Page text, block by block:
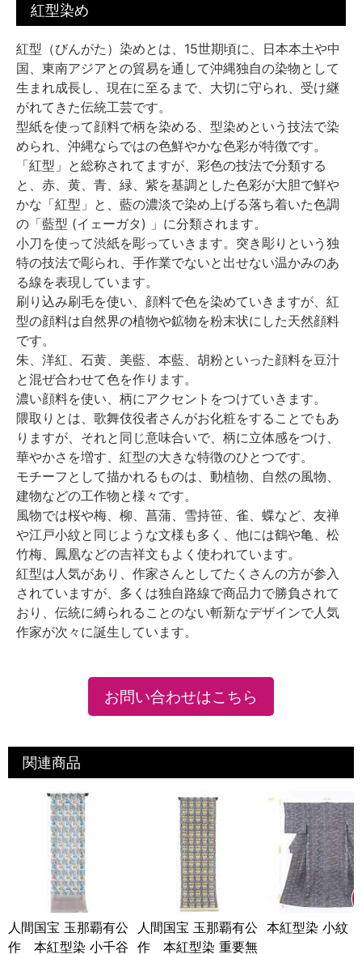
紅型染め
紅型（びんがた）染めとは、15世期頃に、日本本土や中
国、東南アジアとの貿易を通して沖縄独自の染物として
生まれ成長し、現在に至るまで、大切に守られ、受け継
がれてきた伝統工芸です。
型紙を使って顔料で柄を染める、型染めという技法で染
められ、沖縄ならではの色鮮やかな色彩が特徴です。
「紅型」と総称されてますが、彩色の技法で分類する
と、赤、黄、青、緑、紫を基調とした色彩が大胆で鮮や
かな「紅型」と、藍の濃淡で染め上げる落ち着いた色調
の「藍型 (イェーガタ) 」に分類されます。
小刀を使って渋紙を彫っていきます。突き彫りという独
特の技法で彫られ、手作業でないと出せない温かみのあ
る線を表現しています。
刷り込み刷毛を使い、顔料で色を染めていきますが、紅
型の顔料は自然界の植物や鉱物を粉末状にした天然顔料
です。
朱、洋紅、石黄、美藍、本藍、胡粉といった顔料を豆汁
と混ぜ合わせて色を作ります。
濃い顔料を使い、柄にアクセントをつけていきます。
隈取りとは、歌舞伎役者さんがお化粧をすることでもあ
りますが、それと同じ意味合いで、柄に立体感をつけ、
華やかさを増す、紅型の大きな特徴のひとつです。
モチーフとして描かれるものは、動植物、自然の風物、
建物などの工作物と様々です。
風物では桜や梅、柳、菖蒲、雪持笹、雀、蝶など、友禅
や江戸小紋と同じような文様も多く、他には鶴や亀、松
竹梅、鳳凰などの吉祥文もよく使われています。
紅型は人気があり、作家さんとしてたくさんの方が参入
されていますが、多くは独自路線で商品力で勝負されて
おり、伝統に縛られることのない斬新なデザインで人気
作家が次々に誕生しています。
お問い合わせはこちら
関連商品
人間国宝 玉那覇有公
作 本紅型染 小千谷
人間国宝 玉那覇有公
作 本紅型染 重要無
本紅型染 小紋